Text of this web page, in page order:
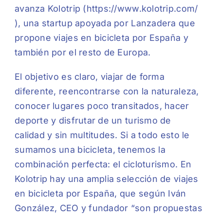
avanza Kolotrip (https://www.kolotrip.com/
), una startup apoyada por Lanzadera que
propone viajes en bicicleta por España y
también por el resto de Europa.
El objetivo es claro, viajar de forma
diferente, reencontrarse con la naturaleza,
conocer lugares poco transitados, hacer
deporte y disfrutar de un turismo de
calidad y sin multitudes. Si a todo esto le
sumamos una bicicleta, tenemos la
combinación perfecta: el cicloturismo. En
Kolotrip hay una amplia selección de viajes
en bicicleta por España, que según Iván
González, CEO y fundador “son propuestas